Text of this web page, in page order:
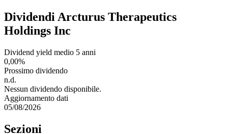
Dividendi Arcturus Therapeutics
Holdings Inc
Dividend yield medio 5 anni
0,00%
Prossimo dividendo
n.d.
Nessun dividendo disponibile.
Aggiornamento dati
05/08/2026
Sezioni